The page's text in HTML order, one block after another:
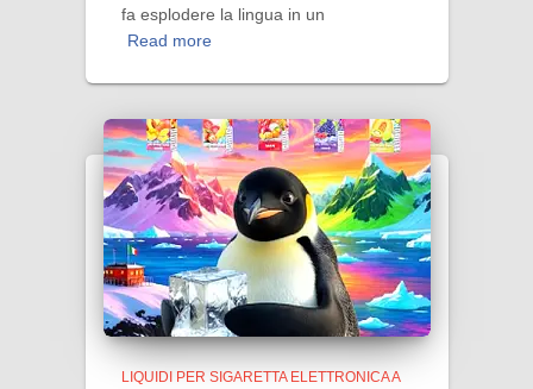
fa esplodere la lingua in un
Read more
LIQUIDI PER SIGARETTA ELETTRONICA A